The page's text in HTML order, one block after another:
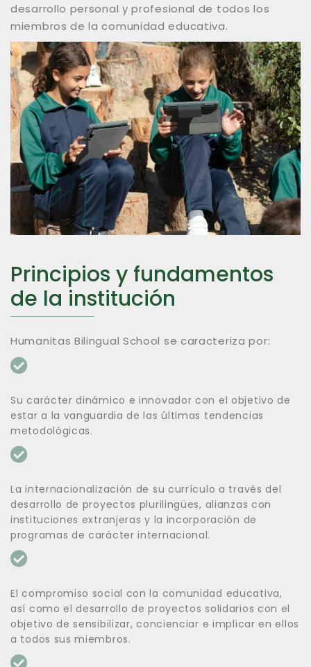
desarrollo personal y profesional de todos los
miembros de la comunidad educativa.
Principios y fundamentos
de la institución
Humanitas Bilingual School se caracteriza por:
Su carácter dinámico e innovador con el objetivo de
estar a la vanguardia de las últimas tendencias
metodológicas.
La internacionalización de su currículo a través del
desarrollo de proyectos plurilingües, alianzas con
instituciones extranjeras y la incorporación de
programas de carácter internacional.
El compromiso social con la comunidad educativa,
así como el desarrollo de proyectos solidarios con el
objetivo de sensibilizar, concienciar e implicar en ellos
a todos sus miembros.